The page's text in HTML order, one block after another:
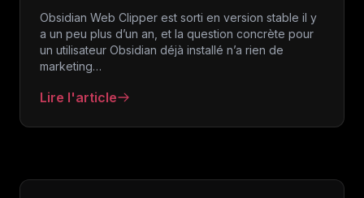
Obsidian Web Clipper est sorti en version stable il y
a un peu plus d’un an, et la question concrète pour
un utilisateur Obsidian déjà installé n’a rien de
marketing…
Lire l'article
: Obsidian Web Clipper : review du plugin officiel